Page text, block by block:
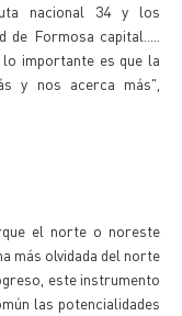
nacional 34 y los
Formosa capital.....
importante es que la
y nos acerca más",
el norte o noreste
más olvidada del norte
este instrumento
las potencialidades